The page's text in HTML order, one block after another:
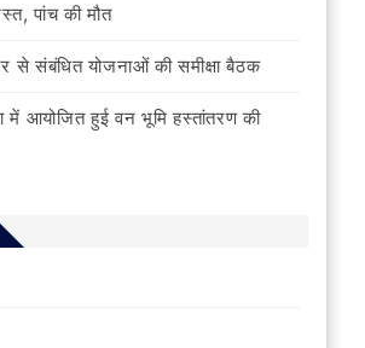
पांच की मौत
से संबंधित योजनाओं की समीक्षा बैठक
में आयोजित हुई वन भूमि हस्तांतरण की